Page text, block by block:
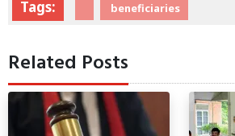
Tags: beneficiaries
Related Posts